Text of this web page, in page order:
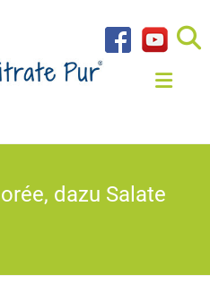
dazu Salate